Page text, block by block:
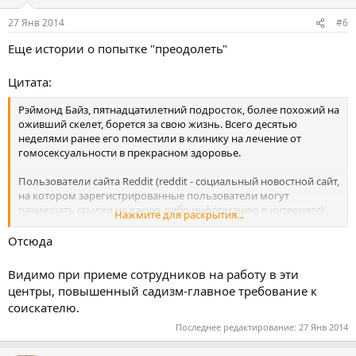
27 Янв 2014 #6
Еще истории о попытке "преодолеть"
Цитата:
Рэймонд Байз, пятнадцатилетний подросток, более похожий на
оживший скелет, борется за свою жизнь. Всего десятью
неделями ранее его поместили в клинику на лечение от
гомосексуальности в прекрасном здоровье.
Пользователи сайта Reddit (reddit - социальный новостной сайт,
на котором зарегистрированные пользователи могут
размещать ссылки на какую-либо информацию в интернете)
открывают ужасные подробности того, что происходило за
стенами "клиники".
"У меня есть старый друг, которого отправили в одно такое
заведение, потому что его отец разочаровался в нем, узнав, что
он "ненормальный", - пишет один из пользователей.
"Один из методов "лечения", который мой друг испытал на
себе, заключался в том, что ему подключали электрические
пластинки к гениталиям и показывали гей*-порно. Если у него
Нажмите для раскрытия...
Отсюда
Видимо при приеме сотрудников на работу в эти
центры, повышенный садизм-главное требование к
соискателю.
Последнее редактирование: 27 Янв 2014